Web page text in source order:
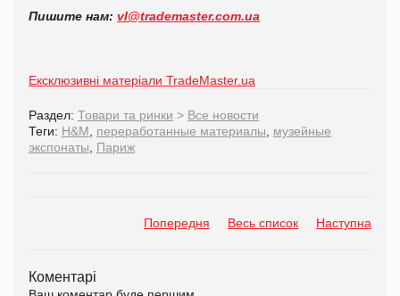
Пишите нам: vl@trademaster.com.ua
Ексклюзивні матеріали TradeMaster.ua
Раздел: Товари та ринки > Все новости
Теги: H&M переработанные материалы
музейные
экспонаты
Париж
Попередня Весь список Наступна
Коментарі